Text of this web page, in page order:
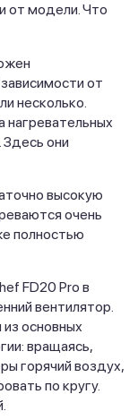
от модели. Что
от
несколько.
нагревательных
они
высокую
очень
полностью
FD20 Pro в
вентилятор.
основных
вращаясь,
горячий воздух,
по кругу.